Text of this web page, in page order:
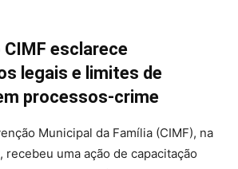
esclarece
legais e limites de
processos-crime
Municipal da Família (CIMF), na
recebeu uma ação de capacitação